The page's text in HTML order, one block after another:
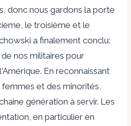
donc nous gardons la porte
le troisième et le
a finalement conclu:
nos militaires pour
En reconnaissant
et des minorités,
génération à servir. Les
en particulier en